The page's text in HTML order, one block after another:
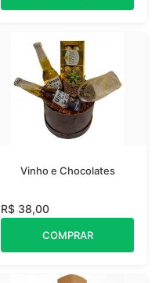
Vinho e Chocolates
R$ 38,00
COMPRAR